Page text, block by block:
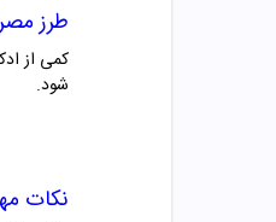
طرز
کمی از
شود.
نکات